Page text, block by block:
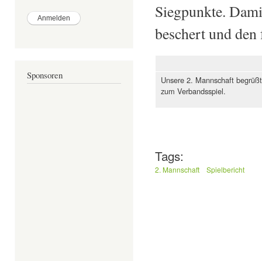
Sponsoren
Siegpunkte.
beschert und
Unsere 2. Mannschaft
zum Verbandsspiel.
Tags:
2. Mannschaft Spielbericht